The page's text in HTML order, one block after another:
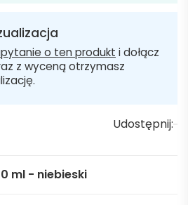
o ten produkt i dołącz
z wyceną otrzymasz
Udostępnij:
ml - niebieski